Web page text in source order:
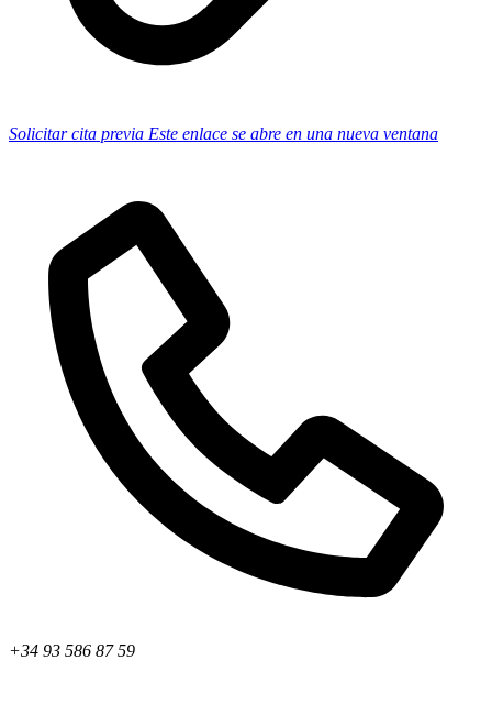
Solicitar cita previa Este enlace se abre en una nueva ventana
+34 93 586 87 59